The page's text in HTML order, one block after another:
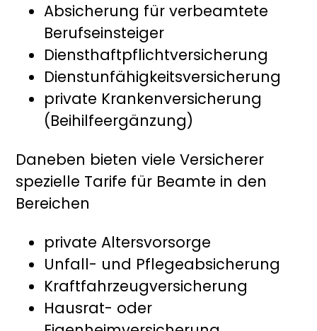
Absicherung für verbeamtete
Berufseinsteiger
Diensthaftpflichtversicherung
Dienstunfähigkeitsversicherung
private Krankenversicherung
(Beihilfeergänzung)
Daneben bieten viele Versicherer
spezielle Tarife für Beamte in den
Bereichen
private Altersvorsorge
Unfall- und Pflegeabsicherung
Kraftfahrzeugversicherung
Hausrat- oder